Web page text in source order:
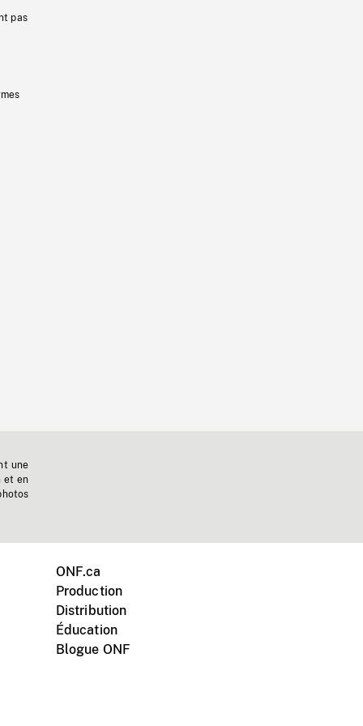
pas
une
et en
ONF.ca
Production
Distribution
Éducation
Blogue ONF